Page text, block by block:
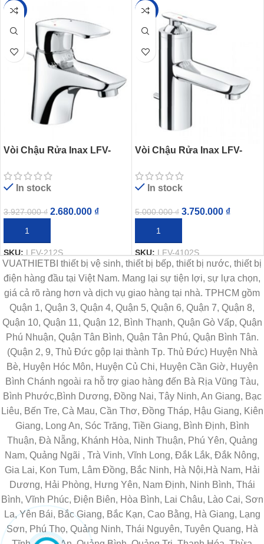
-32%
Vòi Chậu Rửa Inax LFV-
Lavabo
In stock
3.927.000₫ 2.680.000 ₫
THÊM VÀO GIỎ HÀNG
SKU:LFV-212S
-25%
Vòi Chậu Rửa Inax LFV-
Lạnh Lavabo
In stock
5.000.000₫ 3.750.000 ₫
THÊM VÀO GIỎ HÀNG
SKU:LFV-4102S
VUATHIETBI thiết bị vệ sinh, thiết bị bếp, thiết bị nước, thiết bị
điện hàng đầu tại Việt Nam. Mang lại sự tiện lợi, sự lựa chọn,
giá cả rõ ràng hơn và dịch vụ giao hàng tại nhà. TPHCM gồm
Quận 1, Quận 3, Quận 4, Quận 5, Quận 6, Quận 7, Quận 8,
Quận 10, Quận 11, Quận 12, Bình Thạnh, Quận Gò Vấp, Quận
Phú Nhuận, Quận Tân Bình, Quận Tân Phú, Quận Bình Tân.
(Quận 2, 9, Thủ Đức gộp lại thành Tp. Thủ Đức) Huyện Nhà
Bè, Huyện Hóc Môn, Huyện Củ Chi, Huyện Cần Giờ, Huyện
Bình Chánh ngoài ra hỗ trợ giao hàng đến Bà Rịa Vũng Tàu,
Bình Phước,Bình Dương, Đồng Nai, Tây Ninh, An Giang, Bạc
Liêu, Bến Tre, Cà Mau, Cần Thơ, Đồng Tháp, Hậu Giang, Kiên
Giang, Long An, Sóc Trăng, Tiền Giang, Bình Định, Bình
Thuận, Đà Nẵng, Khánh Hòa, Ninh Thuận, Phú Yên, Quảng
Nam, Quảng Ngãi , Trà Vinh, Vĩnh Long, Đắk Lắk, Đắk Nông,
Gia Lai, Kon Tum, Lâm Đồng, Bắc Ninh, Hà Nội,Hà Nam, Hải
Dương, Hải Phòng, Hưng Yên, Nam Định, Ninh Bình, Thái
Bình, Vĩnh Phúc, Điện Biên, Hòa Bình, Lai Châu, Lào Cai, Sơn
La, Yên Bái, Bắc Giang, Bắc Kạn, Cao Bằng, Hà Giang, Lạng
Sơn, Phú Thọ, Quảng Ninh, Thái Nguyên, Tuyên Quang, Hà